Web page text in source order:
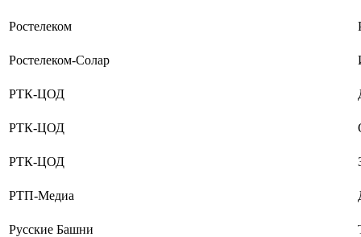
Ростелеком
Ростелеком-Солар
РТК-ЦОД
РТК-ЦОД
РТК-ЦОД
РТП-Медиа
Русские Башни